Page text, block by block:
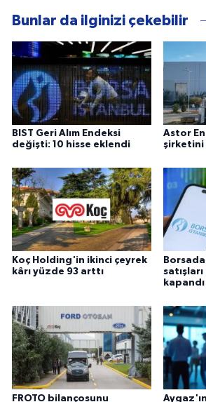
Bunlar da ilginizi çekebilir
BIST Geri Alım Endeksi
değişti: 10 hisse eklendi
Astor
şirketini
Koç Holding'in ikinci çeyrek
kârı yüzde 93 arttı
kapandı
FROTO bilançosunu